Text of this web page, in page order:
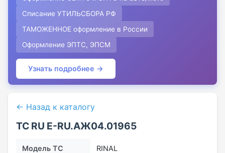
Списание УТИЛЬСБОРА РФ
ТАМОЖЕННОЕ оформление в России
Оформление ЭПТС, ЭПСМ
Узнать подробнее →
← Назад к каталогу
ТС RU Е-RU.АЖ04.01965
Модель ТС RINAL